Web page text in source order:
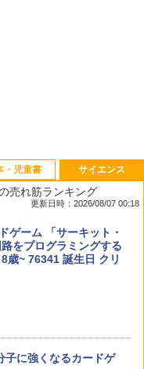
AI完全攻略図鑑
10 キッズモデル (10イ
年齢3歳から 数千点の
が1年間使い放題
んしゅうボード ひらが
・児童書
聞ける!はじめてずかん
バラエティ])
度ひとつひとつわかり
サイエンス
売れ筋ランキング
更新日時：2026/08/07 00:18
ゲーム 「サーキット・
をプログラミングする
歳~ 76341 誕生日 クリ
子に強くなるカードゲ